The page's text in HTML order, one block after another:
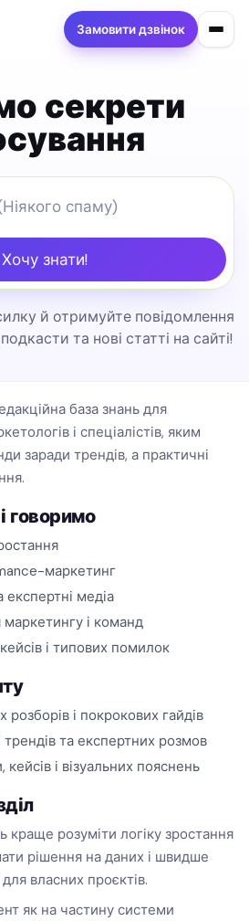
Замовити дзвінок
секрети
Хочу знати!
й отримуйте повідомлення
та нові статті на сайті!
база знань для
і спеціалістів, яким
заради трендів, а практичні
говоримо
маркетинг
експертні медіа
і команд
і типових помилок
розборів і покрокових гайдів
трендів та експертних розмов
кейсів і візуальних пояснень
краще розуміти логіку зростання
рішення на даних і швидше
власних проєктів.
як на частину системи